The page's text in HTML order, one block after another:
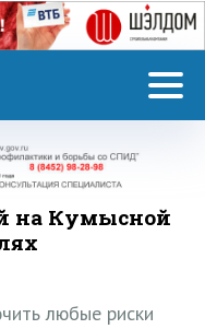
на Кумысной
любые риски